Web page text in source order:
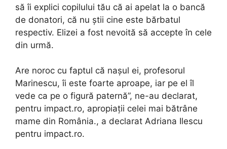
să îi explici copilului tău că ai apelat la o bancă
de donatori, că nu știi cine este bărbatul
respectiv. Elizei a fost nevoită să accepte în cele
din urmă.
Are noroc cu faptul că nașul ei, profesorul
Marinescu, îi este foarte aproape, iar pe el îl
vede ca pe o figură paternă”, ne-au declarat,
pentru impact.ro, apropiații celei mai bătrâne
mame din România., a declarat Adriana Ilescu
pentru impact.ro.